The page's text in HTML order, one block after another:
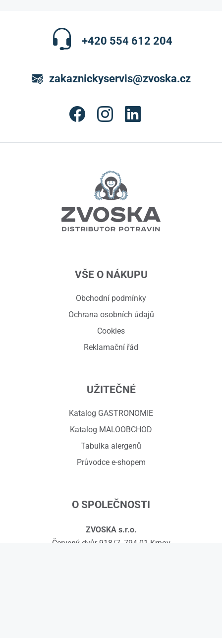
+420 554 612 204
zakaznickyservis@zvoska.cz
VŠE O NÁKUPU
Obchodní podmínky
Ochrana osobních údajů
Cookies
Reklamační řád
UŽITEČNÉ
Katalog GASTRONOMIE
Katalog MALOOBCHOD
Tabulka alergenů
Průvodce e-shopem
O SPOLEČNOSTI
ZVOSKA s.r.o.
Červený dvůr 918/7, 794 01 Krnov